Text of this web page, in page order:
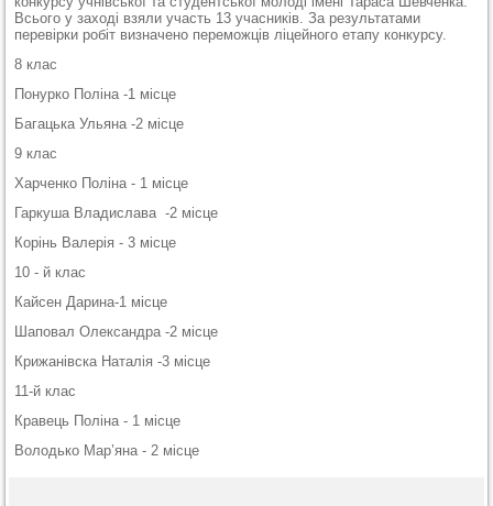
Всього у заході взяли участь 13 учасників. За результатами
перевірки робіт визначено переможців ліцейного етапу конкурсу.
8 клас
Понурко Поліна -1 місце
Багацька Ульяна -2 місце
9 клас
Харченко Поліна - 1 місце
Гаркуша Владислава -2 місце
Корінь Валерія - 3 місце
10 - й клас
Кайсен Дарина-1 місце
Шаповал Олександра -2 місце
Крижанівска Наталія -3 місце
11-й клас
Кравець Поліна - 1 місце
Володько Мар’яна - 2 місце